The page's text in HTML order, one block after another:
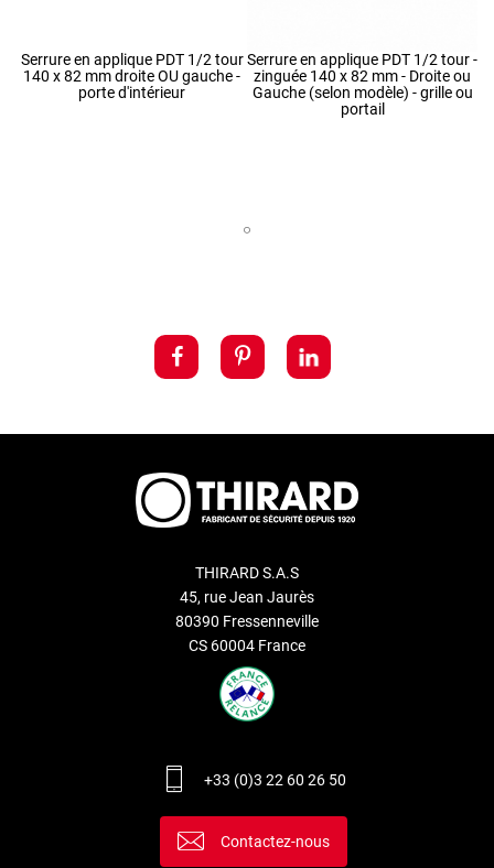
Serrure en applique PDT 1/2 tour
140 x 82 mm droite OU gauche -
porte d'intérieur
Serrure en applique PDT 1/2 tour -
zinguée 140 x 82 mm - Droite ou
Gauche (selon modèle) - grille ou
portail
THIRARD S.A.S
45, rue Jean Jaurès
80390 Fressenneville
CS 60004 France
+33 (0)3 22 60 26 50
Contactez-nous